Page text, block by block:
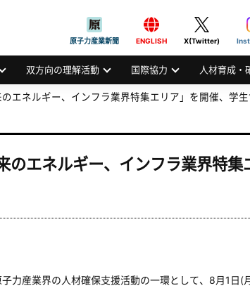
ATOMIC INDUSTRIAL FORUM, INC.
原子力産業新聞 ENGLISH X(Twitter)
双方向の理解活動 国際協力 人材育成・
エネルギー、インフラ業界特集エリア」を開催、学生
のエネルギー、インフラ業界特
力産業界の人材確保支援活動の一環として、8月1日